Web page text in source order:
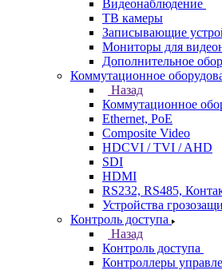
Видеонаблюдение
ТВ камеры
Записывающие
Мониторы для
Дополнительное
Коммутационное
Назад
Коммутационное
Ethernet, PoE
Composite Video
HDCVI / TVI / AHD
SDI
HDMI
RS232, RS485,
Устройства
Контроль доступа
Назад
Контроль доступа
Контроллеры